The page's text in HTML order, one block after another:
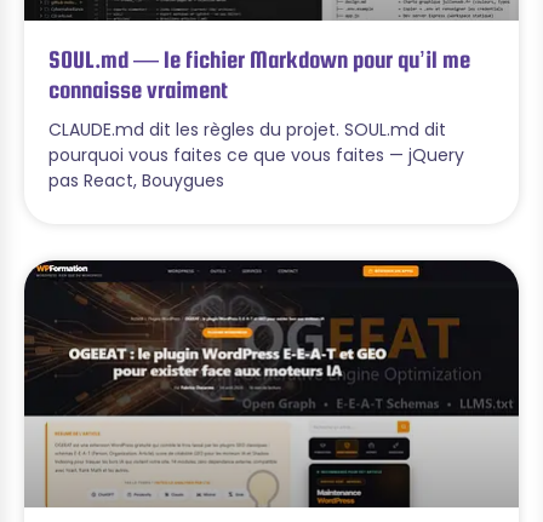
SOUL.md — le fichier Markdown pour qu’il me
connaisse vraiment
CLAUDE.md dit les règles du projet. SOUL.md dit
pourquoi vous faites ce que vous faites — jQuery
pas React, Bouygues